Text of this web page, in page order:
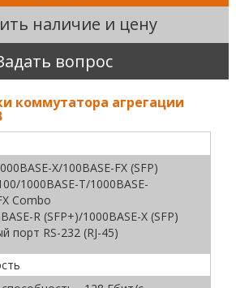
наличие и цену
вопрос
коммутатора агрегации
X/100BASE-FX (SFP)
1000BASE-T/1000BASE-
Combo
R (SFP+)/1000BASE-X (SFP)
порт RS-232 (RJ-45)